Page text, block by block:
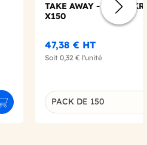
Ajouter au panier
TAKE AWAY - BOITE
X150
47,38 € HT
Soit 0,32 € l'unité
Déclinaison du produit
PACK DE 150